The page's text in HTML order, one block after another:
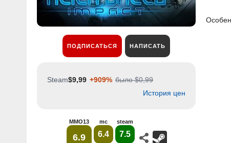
ПОДПИСАТЬСЯ НАПИСАТЬ
Steam$9,99 +909% было $0,99
История цен
MMO13
6.9
mc
6.4
steam
7.5